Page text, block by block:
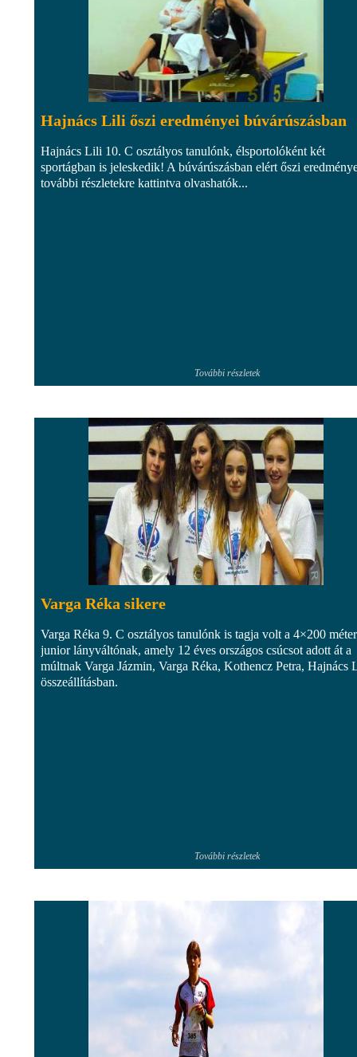
Hajnács Lili őszi eredményei búvárúszásban
Hajnács Lili 10. C osztályos tanulónk, élsportolóként két
sportágban is jeleskedik! A búvárúszásban elért őszi
további részletekre kattintva olvashatók...
További részletek
Varga Réka sikere
Varga Réka 9. C osztályos tanulónk is tagja volt a 4×200
junior lányváltónak, amely 12 éves országos csúcsot adott át a
múltnak Varga Jázmin, Varga Réka, Kothencz Petra, Hajnács
összeállításban.
További részletek